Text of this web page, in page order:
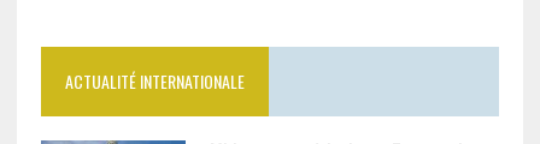
ACTUALITÉ INTERNATIONALE